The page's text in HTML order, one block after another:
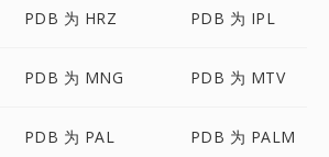
PDB 为 HRZ PDB 为 IPL
PDB 为 MNG PDB 为 MTV
PDB 为 PAL PDB 为 PALM